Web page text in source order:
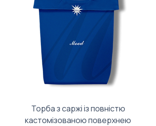
Торба з саржі із повністю
кастомізованою поверхнею